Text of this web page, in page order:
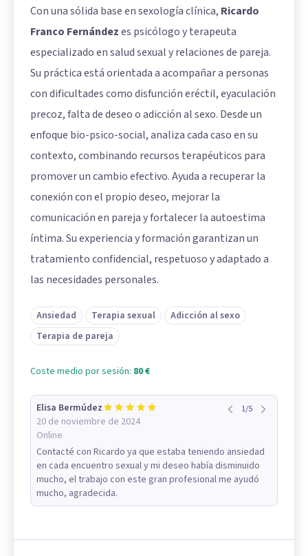
Con una sólida base en sexología clínica, Ricardo
Franco Fernándezes psicólogo y terapeuta
especializado en salud sexual y relaciones de pareja.
Su práctica está orientada a acompañar a personas
con dificultades como disfunción eréctil, eyaculación
precoz, falta de deseo o adicción al sexo. Desde un
enfoque bio-psico-social, analiza cada caso en su
contexto, combinando recursos terapéuticos para
promover un cambio efectivo. Ayuda a recuperar la
conexión con el propio deseo, mejorar la
comunicación en pareja y fortalecer la autoestima
íntima. Su experiencia y formación garantizan un
tratamiento confidencial, respetuoso y adaptado a
las necesidades personales.
Ansiedad Terapia sexual
Adicción al sexo
Terapia de pareja
Coste medio por sesión: 80 €
Elisa Bermúdez
20 de noviembre de 2024
Online
1/5
Contacté con Ricardo ya que estaba teniendo ansiedad
en cada encuentro sexual y mi deseo había disminuido
mucho, el trabajo con este gran profesional me ayudó
mucho, agradecida.